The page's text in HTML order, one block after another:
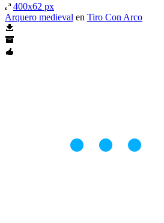
400x62 px
Arquero medieval en Tiro Con Arco